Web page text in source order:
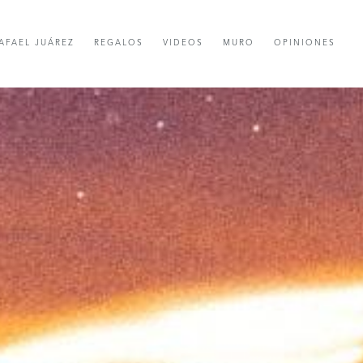
JUÁREZ REGALOS VIDEOS MURO OPINIONES